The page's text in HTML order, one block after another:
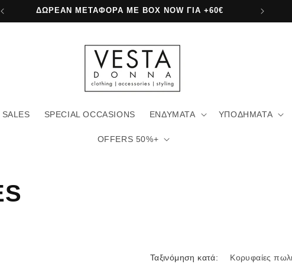
ΔΩΡΕΑΝ ΜΕΤΑΦΟΡΙΚΑ ΜΕ ΓΕΝΙΚΗ +80€
SALES SPECIAL OCCASIONS ΕΝΔΥΜΑΤΑ ΥΠΟΔΗΜΑΤΑ
OFFERS 50%+
Ταξινόμηση κατά: